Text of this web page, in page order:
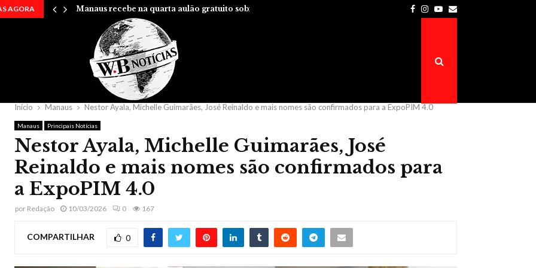
AGORA Manaus recebe na quarta aulão gratuito sobre… Prefeitura de Atalaia do Norte é a…
Facebook
Instagram
Youtube
Email
Início Manaus Nestor Ayala, Michelle Guimarães, José Reinaldo e mais nomes são confirmados para a ExpoPIM 4.0
Manaus Principais Notícias
Nestor Ayala, Michelle Guimarães, José
Reinaldo e mais nomes são confirmados para
a ExpoPIM 4.0
por Redação 10/03/2026 0 167
COMPARTILHAR 0